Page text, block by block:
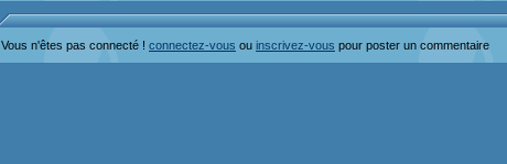
Vous n'êtes pas connecté ! connectez-vous ou inscrivez-vous pour poster un commentaire